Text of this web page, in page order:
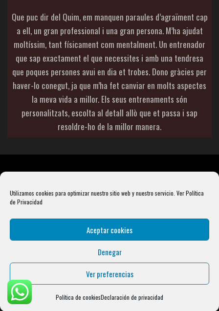
Utilizamos cookies para optimizar nuestro sitio web y nuestro servicio. Ver Política
de Privacidad
Aceptar cookies
Denegar
Ver preferencias
Política de cookiesDeclaración de privacidad
Que puc dir del Quim, em manquen paraules d’agraïment cap
a ell, un gran professional i una gran persona. M’ha ajudat
moltíssim, tant físicament com mentalment. Un entrenador
que sap exactament el que necessites i amb una tendresa
que poques persones avui en dia et trobes. Dono gràcies per
haver-lo conegut, ja que m’ha fet canviar en molts aspectes
la meva vida a millor. Els seus entrenaments són
personalitzats, escolta al detall allò que et passa i sap
resoldre-ho de la millor manera.
Rebel Barbell S.L. B66099904 Pasaje Rustullet 18, 08041 (Barcelona)
info@condalcrossfit.com © Copyright 2025 Condal Crossfit -Blog-Política de
Política de Cookies -Aviso Legal| Designed by